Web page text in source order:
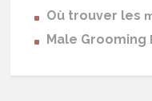
Où trouver les
Male Grooming